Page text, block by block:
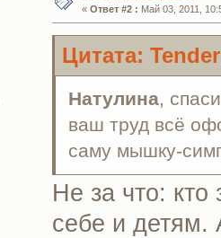
« Ответ #2 : Май 03, 2011,
Цитата:
Натулина,
ваш труд всё
саму мышку-
Не за что: кто
себе и детям.